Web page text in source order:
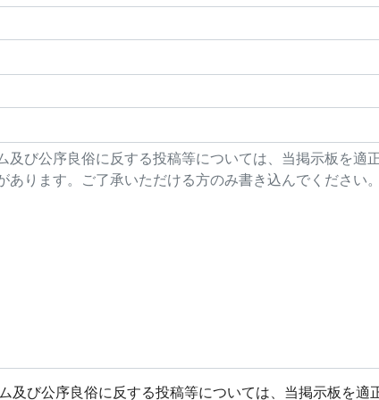
及び公序良俗に反する投稿等については、当掲示板を適